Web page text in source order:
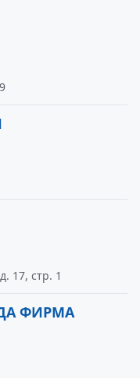
17, стр. 1
ФИРМА